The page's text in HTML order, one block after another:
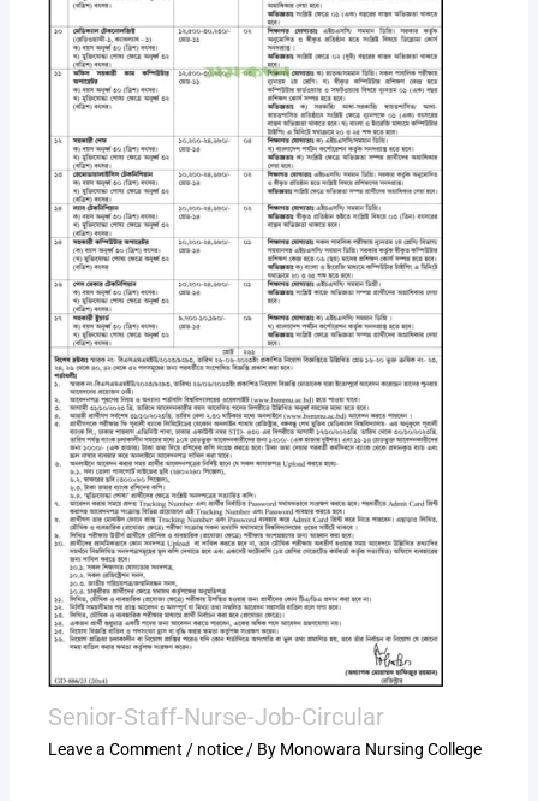
Senior-Staff-Nurse-Job-Circular
Leave a Comment / notice / By Monowara Nursing College